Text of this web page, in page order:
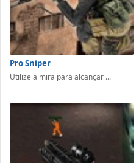
Pro Sniper
Utilize a mira para alcançar ...